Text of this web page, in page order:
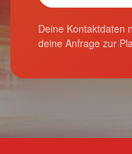
Deine Kontaktdaten
deine Anfrage zur